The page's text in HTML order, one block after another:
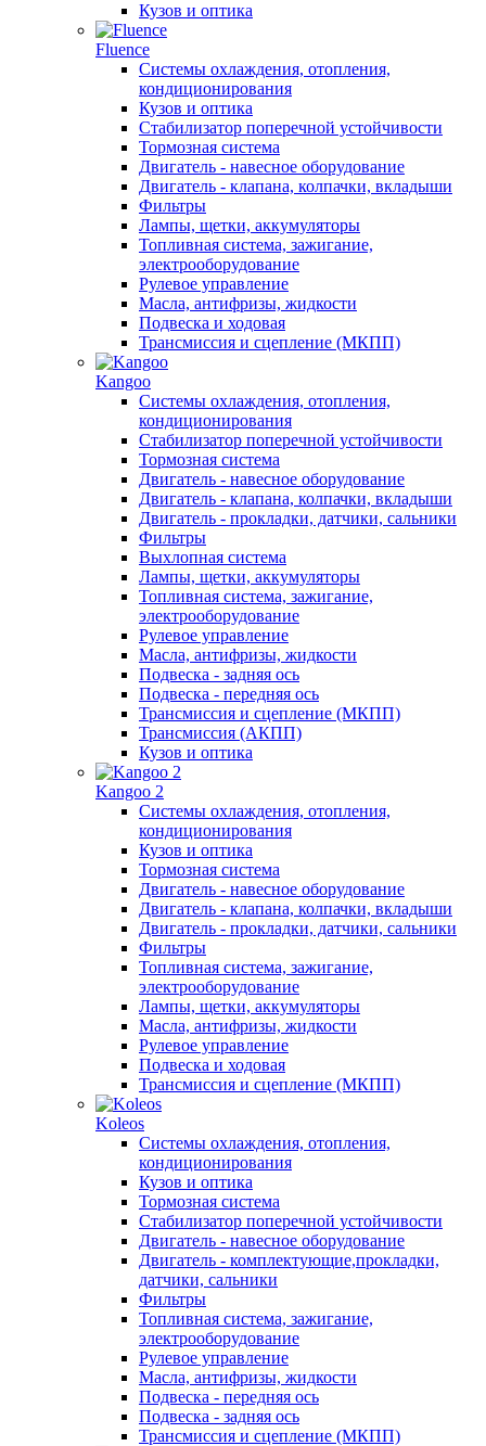
Кузов и оптика
Fluence
Системы охлаждения, отопления,
кондиционирования
Кузов и оптика
Стабилизатор поперечной устойчивости
Тормозная система
Двигатель - навесное оборудование
Двигатель - клапана, колпачки, вкладыши
Фильтры
Лампы, щетки, аккумуляторы
Топливная система, зажигание,
электрооборудование
Рулевое управление
Масла, антифризы, жидкости
Подвеска и ходовая
Трансмиссия и сцепление (МКПП)
Kangoo
Системы охлаждения, отопления,
кондиционирования
Стабилизатор поперечной устойчивости
Тормозная система
Двигатель - навесное оборудование
Двигатель - клапана, колпачки, вкладыши
Двигатель - прокладки, датчики, сальники
Фильтры
Выхлопная система
Лампы, щетки, аккумуляторы
Топливная система, зажигание,
электрооборудование
Рулевое управление
Масла, антифризы, жидкости
Подвеска - задняя ось
Подвеска - передняя ось
Трансмиссия и сцепление (МКПП)
Трансмиссия (АКПП)
Кузов и оптика
Kangoo 2
Системы охлаждения, отопления,
кондиционирования
Кузов и оптика
Тормозная система
Двигатель - навесное оборудование
Двигатель - клапана, колпачки, вкладыши
Двигатель - прокладки, датчики, сальники
Фильтры
Топливная система, зажигание,
электрооборудование
Лампы, щетки, аккумуляторы
Масла, антифризы, жидкости
Рулевое управление
Подвеска и ходовая
Трансмиссия и сцепление (МКПП)
Koleos
Системы охлаждения, отопления,
кондиционирования
Кузов и оптика
Тормозная система
Стабилизатор поперечной устойчивости
Двигатель - навесное оборудование
Двигатель - комплектующие,прокладки,
датчики, сальники
Фильтры
Топливная система, зажигание,
электрооборудование
Рулевое управление
Масла, антифризы, жидкости
Подвеска - передняя ось
Подвеска - задняя ось
Трансмиссия и сцепление (МКПП)